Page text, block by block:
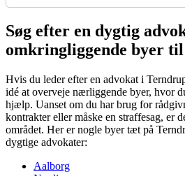
Søg efter en dygtig
omkringliggende byer
Hvis du leder efter en advokat i
idé at overveje nærliggende byer, hvor
hjælp. Uanset om du har brug for
kontrakter eller måske en straffesag, er
området. Her er nogle byer tæt på
dygtige advokater:
Aalborg